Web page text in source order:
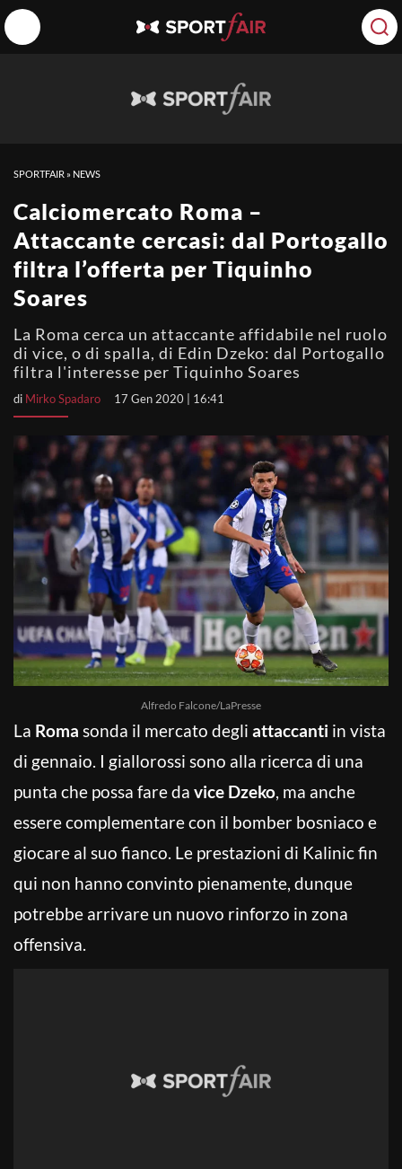
SPORTFAIR » NEWS
Calciomercato Roma –
Attaccante cercasi: dal Portogallo
filtra l’offerta per Tiquinho
Soares
La Roma cerca un attaccante affidabile nel ruolo
di vice, o di spalla, di Edin Dzeko: dal Portogallo
filtra l'interesse per Tiquinho Soares
di Mirko Spadaro 17 Gen 2020 | 16:41
Alfredo Falcone/LaPresse
La Roma sonda il mercato degli attaccanti in vista
di gennaio. I giallorossi sono alla ricerca di una
punta che possa fare da vice Dzeko, ma anche
essere complementare con il bomber bosniaco e
giocare al suo fianco. Le prestazioni di Kalinic fin
qui non hanno convinto pienamente, dunque
potrebbe arrivare un nuovo rinforzo in zona
offensiva.